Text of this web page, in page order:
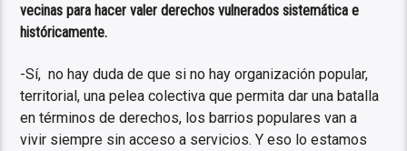
vecinas para hacer valer derechos vulnerados sistemática e
históricamente.
-Sí, no hay duda de que si no hay organización popular,
territorial, una pelea colectiva que permita dar una batalla
en términos de derechos, los barrios populares van a
vivir siempre sin acceso a servicios. Y eso lo estamos